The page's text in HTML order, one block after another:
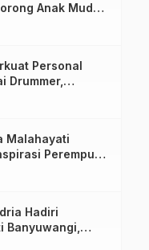
Anak Muda
dan Mulai
Personal
Drummer,
Melalui
Malahayati
Perempuan
Bangsa
Hadiri
Banyuwangi,
Ethno